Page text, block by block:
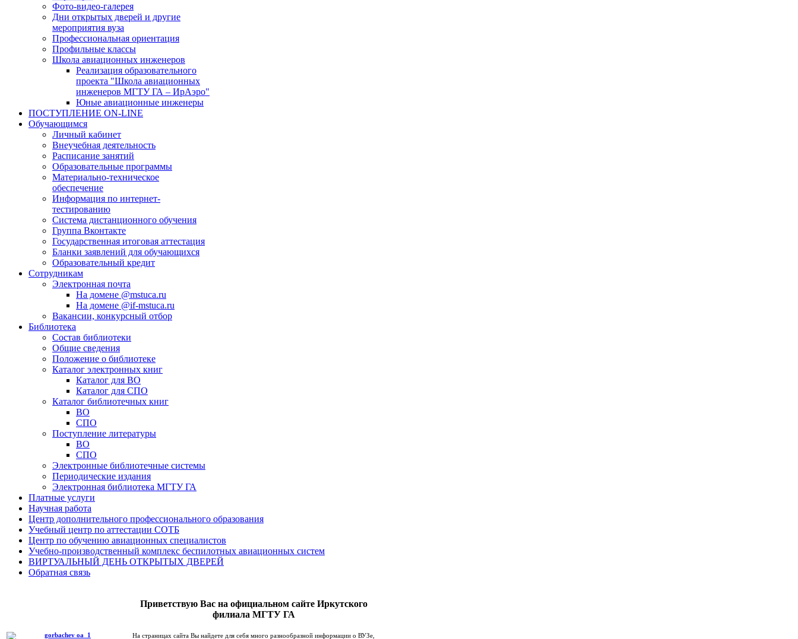
Фото-видео-галерея
Дни открытых дверей и другие
мероприятия вуза
Профессиональная ориентация
Профильные классы
Школа авиационных инженеров
Реализация образовательного
проекта "Школа авиационных
инженеров МГТУ ГА – ИрАэро"
Юные авиационные инженеры
ПОСТУПЛЕНИЕ ON-LINE
Обучающимся
Личный кабинет
Внеучебная деятельность
Расписание занятий
Образовательные программы
Материально-техническое
обеспечение
Информация по интернет-
тестированию
Система дистанционного обучения
Группа Вконтакте
Государственная итоговая аттестация
Бланки заявлений для обучающихся
Образовательный кредит
Сотрудникам
Электронная почта
На домене @mstuca.ru
На домене @if-mstuca.ru
Вакансии, конкурсный отбор
Библиотека
Состав библиотеки
Общие сведения
Положение о библиотеке
Каталог электронных книг
Каталог для ВО
Каталог для СПО
Каталог библиотечных книг
ВО
СПО
Поступление литературы
ВО
СПО
Электронные библиотечные системы
Периодические издания
Электронная библиотека МГТУ ГА
Платные услуги
Научная работа
Центр дополнительного профессионального образования
Учебный центр по аттестации СОТБ
Центр по обучению авиационных специалистов
Учебно-производственный комплекс беспилотных авиационных систем
ВИРТУАЛЬНЫЙ ДЕНЬ ОТКРЫТЫХ ДВЕРЕЙ
Обратная связь
Приветствую Вас на официальном сайте Иркутского
филиала МГТУ ГА
На страницах сайта Вы найдете для себя много разнообразной информации о ВУЗе,